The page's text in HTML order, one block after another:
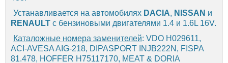
Устанавливается на автомобилях DACIA, NISSAN и
RENAULT с бензиновыми двигателями 1.4 и 1.6L 16V.
Каталожные номера заменителей: VDO H029611,
ACI-AVESA AIG-218, DIPASPORT INJB222N, FISPA
81.478, HOFFER H75117170, MEAT & DORIA